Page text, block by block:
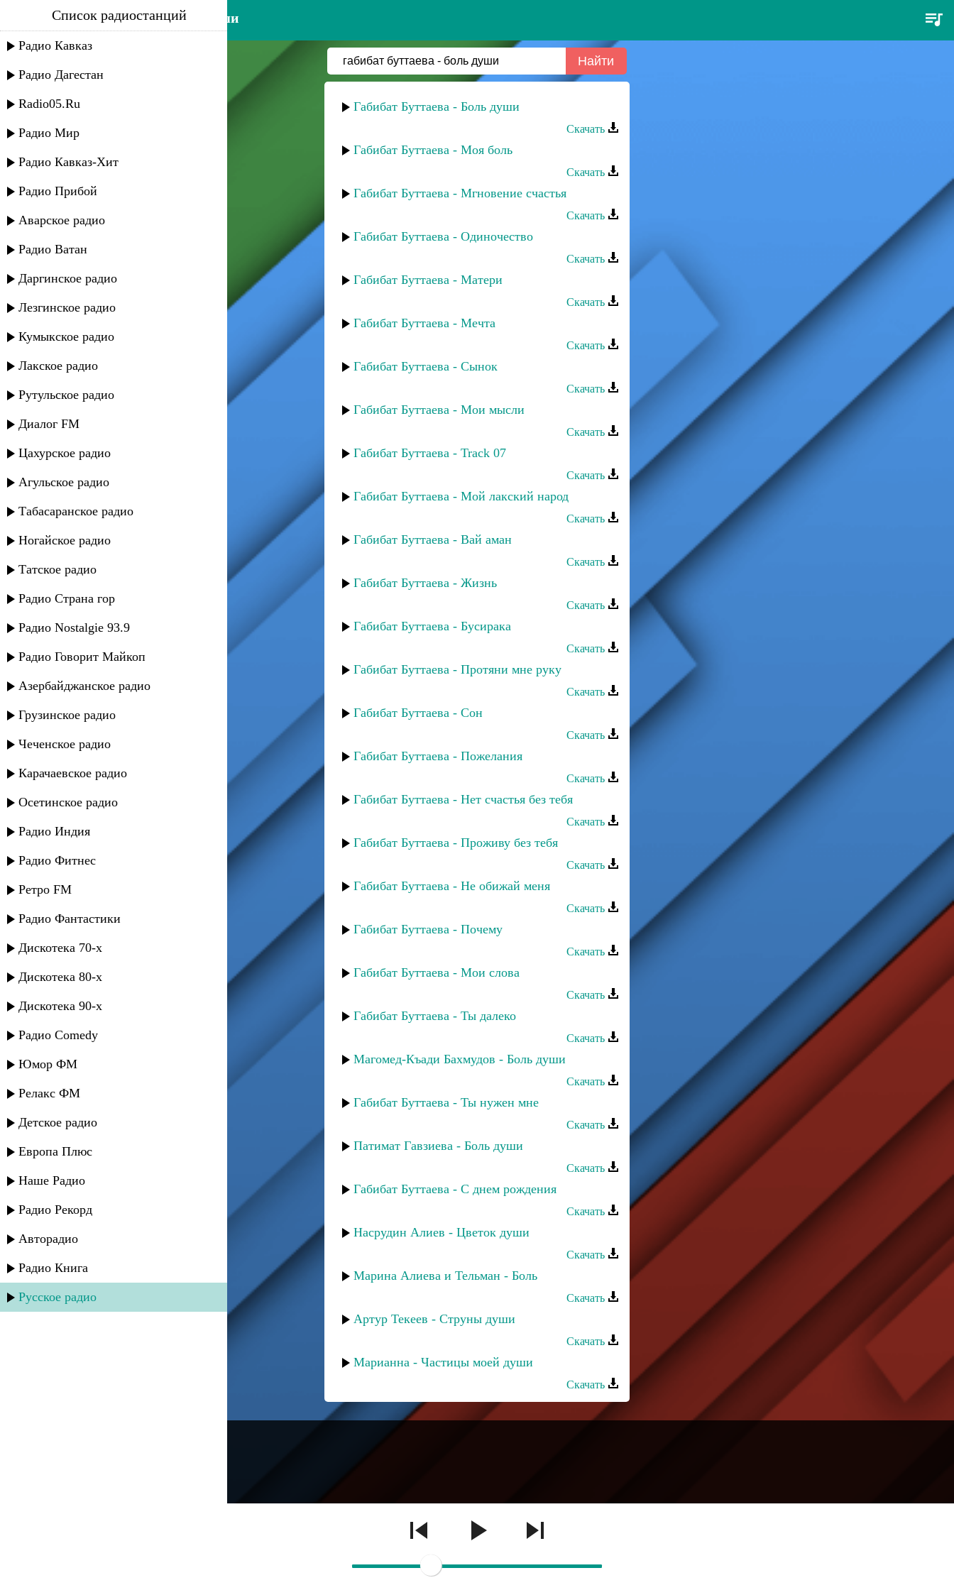
габибат буттаева - боль души
Список радиостанций
Радио Кавказ
Радио Дагестан
Radio05.Ru
Радио Мир
Радио Кавказ-Хит
Радио Прибой
Аварское радио
Радио Ватан
Даргинское радио
Лезгинское радио
Кумыкское радио
Лакское радио
Рутульское радио
Диалог FM
Цахурское радио
Агульское радио
Табасаранское радио
Ногайское радио
Татское радио
Радио Страна гор
Радио Nostalgie 93.9
Радио Говорит Майкоп
Азербайджанское радио
Грузинское радио
Чеченское радио
Карачаевское радио
Осетинское радио
Радио Индия
Радио Фитнес
Ретро FM
Радио Фантастики
Дискотека 70-х
Дискотека 80-х
Дискотека 90-х
Радио Comedy
Юмор ФМ
Релакс ФМ
Детское радио
Европа Плюс
Наше Радио
Радио Рекорд
Авторадио
Радио Книга
Русское радио
Габибат Буттаева - Боль души
Скачать
Габибат Буттаева - Моя боль
Скачать
Габибат Буттаева - Мгновение счастья
Скачать
Габибат Буттаева - Одиночество
Скачать
Габибат Буттаева - Матери
Скачать
Габибат Буттаева - Мечта
Скачать
Габибат Буттаева - Сынок
Скачать
Габибат Буттаева - Мои мысли
Скачать
Габибат Буттаева - Track 07
Скачать
Габибат Буттаева - Мой лакский народ
Скачать
Габибат Буттаева - Вай аман
Скачать
Габибат Буттаева - Жизнь
Скачать
Габибат Буттаева - Бусирака
Скачать
Габибат Буттаева - Протяни мне руку
Скачать
Габибат Буттаева - Сон
Скачать
Габибат Буттаева - Пожелания
Скачать
Габибат Буттаева - Нет счастья без тебя
Скачать
Габибат Буттаева - Проживу без тебя
Скачать
Габибат Буттаева - Не обижай меня
Скачать
Габибат Буттаева - Почему
Скачать
Габибат Буттаева - Мои слова
Скачать
Габибат Буттаева - Ты далеко
Скачать
Магомед-Къади Бахмудов - Боль души
Скачать
Габибат Буттаева - Ты нужен мне
Скачать
Патимат Гавзиева - Боль души
Скачать
Габибат Буттаева - С днем рождения
Скачать
Насрудин Алиев - Цветок души
Скачать
Марина Алиева и Тельман - Боль
Скачать
Артур Текеев - Струны души
Скачать
Марианна - Частицы моей души
Скачать